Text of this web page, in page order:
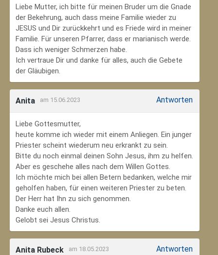
Liebe Mutter, ich bitte für meinen Bruder um die Gnade
der Bekehrung, auch dass meine Familie wieder zu
JESUS und Dir zurückkehrt und es Friede wird in meiner
Familie. Für unseren Pfarrer, dass er marianisch werde.
Dass ich weniger Schmerzen habe.
Ich vertraue Dir und danke für alles, auch die Gebete
der Gläubigen.
Anita am 15.06.2023 Antworten
Liebe Gottesmutter,
heute komme ich wieder mit einem Anliegen. Ein junger
Priester scheint wiederum neu erkrankt zu sein.
Bitte du noch einmal deinen Sohn Jesus, ihm zu helfen.
Aber es geschehe alles nach dem Willen Gottes.
Ich möchte mich bei allen Betern bedanken, welche mir
geholfen haben, für einen weiteren Priester zu beten.
Der Herr hat Ihn zu sich genommen.
Danke euch allen.
Gelobt sei Jesus Christus.
Anita Rubeck am 18.05.2023 Antworten